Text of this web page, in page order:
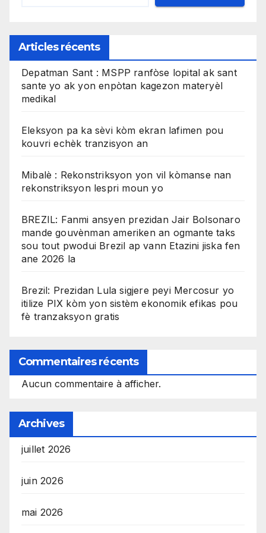
Articles récents
Depatman Sant : MSPP ranfòse lopital ak sant
sante yo ak yon enpòtan kagezon materyèl
medikal
Eleksyon pa ka sèvi kòm ekran lafimen pou
kouvri echèk tranzisyon an
Mibalè : Rekonstriksyon yon vil kòmanse nan
rekonstriksyon lespri moun yo
BREZIL: Fanmi ansyen prezidan Jair Bolsonaro
mande gouvènman ameriken an ogmante taks
sou tout pwodui Brezil ap vann Etazini jiska fen
ane 2026 la
Brezil: Prezidan Lula sigjere peyi Mercosur yo
itilize PIX kòm yon sistèm ekonomik efikas pou
fè tranzaksyon gratis
Commentaires récents
Aucun commentaire à afficher.
Archives
juillet 2026
juin 2026
mai 2026